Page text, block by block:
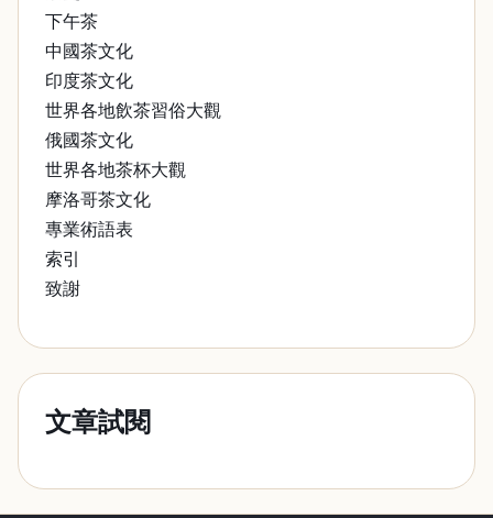
下午茶
中國茶文化
印度茶文化
世界各地飲茶習俗大觀
俄國茶文化
世界各地茶杯大觀
摩洛哥茶文化
專業術語表
索引
致謝
文章試閱